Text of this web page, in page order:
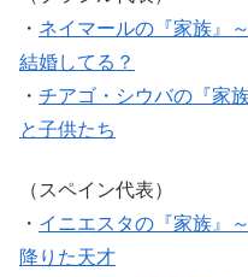
・ ネイマールの『家族』
結婚してる？
・ チアゴ・シウバの『家
と子供たち
（スペイン代表）
・ イニエスタの『家族』
降りた天才